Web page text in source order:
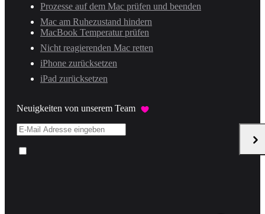
Prozesse auf dem Mac prüfen und beenden
Mac am Ruhezustand hindern
MacBook Temperatur prüfen
Nicht reagierenden Mac retten
iPhone zurücksetzen
iPad zurücksetzen
Neuigkeiten von unserem Team